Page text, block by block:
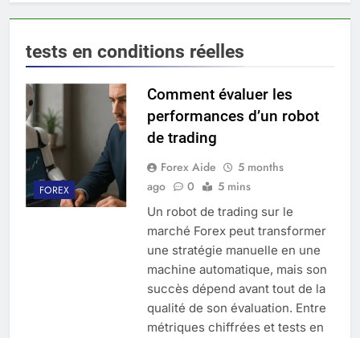
tests en conditions réelles
FOREX
Comment évaluer les
performances d’un robot
de trading
Forex Aide
5 months
ago
0 5 mins
Un robot de trading sur le
marché Forex peut transformer
une stratégie manuelle en une
machine automatique, mais son
succès dépend avant tout de la
qualité de son évaluation. Entre
métriques chiffrées et tests en